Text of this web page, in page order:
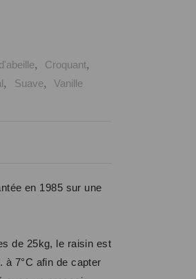
, Croquant,
, Suave,Vanille
en 1985 sur une
de 25kg, le raisin est
à 7°C afin de capter